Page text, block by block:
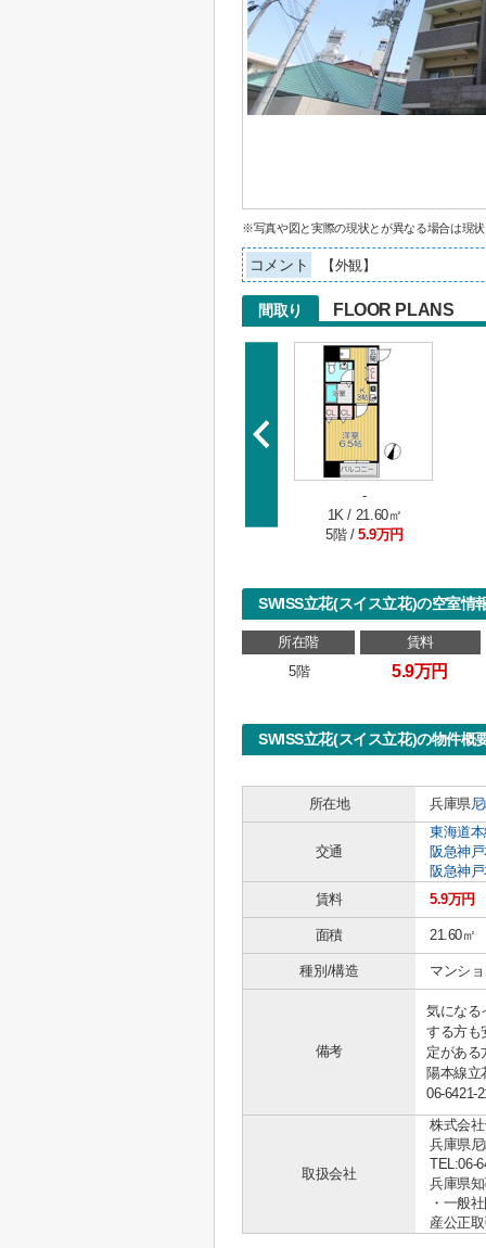
※写真や図と実際の現状とが異なる場合は現状
コメント 【外観】
間取り FLOOR PLANS
-
1K / 21.60㎡
5階 / 5.9万円
SWISS立花(スイス立花)の空室情
所在階 賃料
5階
5.9万円
SWISS立花(スイス立花)の物件概
所在地
兵庫県
交通
東海道本
阪急神
阪急神
賃料
5.9万円
面積 21.60㎡
種別/構造 マンシ
備考
気になる
する方も
定がある
陽本線立
06-6421-
取扱会社
株式会
兵庫県
TEL:06-
兵庫県
・一般
産公正